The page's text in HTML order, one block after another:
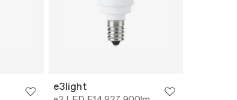
e3light